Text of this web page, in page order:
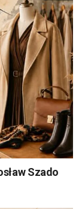
Szado